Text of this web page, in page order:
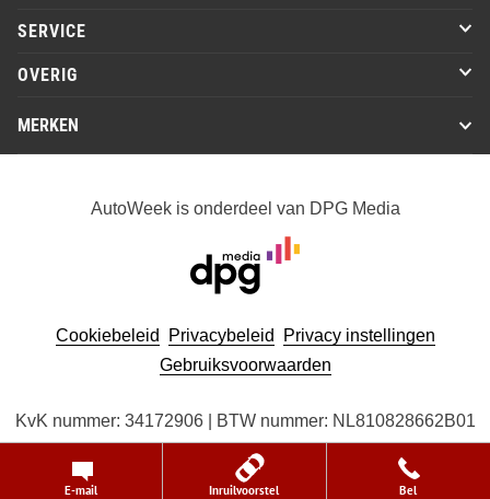
E-mail Inruilvoorstel Bel
SERVICE
OVERIG
MERKEN
AutoWeek is onderdeel van DPG Media
Cookiebeleid Privacybeleid
Privacy instellingen
Gebruiksvoorwaarden
KvK nummer: 34172906 | BTW nummer: NL810828662B01
© 2026 DPG Media B.V. alle rechten voorbehouden